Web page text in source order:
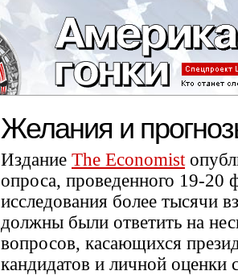
Желания и
Издание The Economist
опроса, проведенного 19-20
исследования более тысячи
должны были ответить на
вопросов, касающихся
кандидатов и личной оценки